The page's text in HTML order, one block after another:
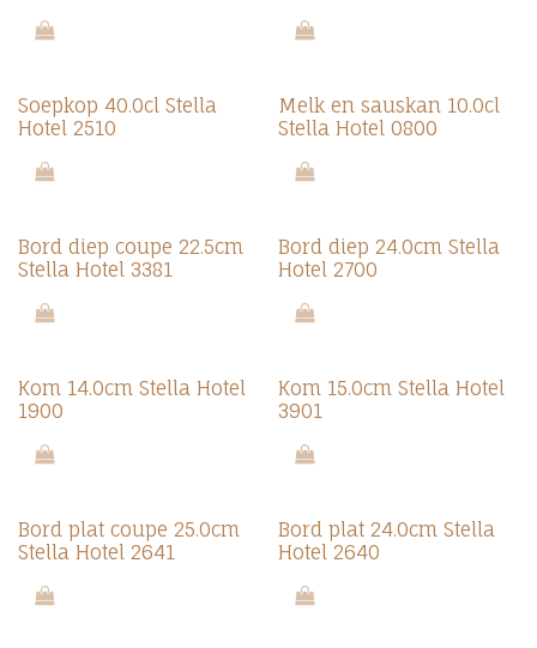
Soepkop 40.0cl Stella
Hotel 2510
Melk en sauskan 10.0cl
Stella Hotel 0800
Bord diep coupe 22.5cm
Stella Hotel 3381
Bord diep 24.0cm Stella
Hotel 2700
Kom 14.0cm Stella Hotel
1900
Kom 15.0cm Stella Hotel
3901
Bord plat coupe 25.0cm
Stella Hotel 2641
Bord plat 24.0cm Stella
Hotel 2640